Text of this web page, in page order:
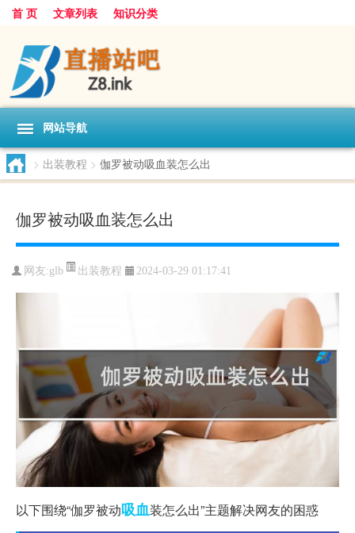
首 页 文章列表 知识分类
网站导航
> 出装教程 > 伽罗被动吸血装怎么出
伽罗被动吸血装怎么出
网友:glb 出装教程 2024-03-29 01:17:41
以下围绕“伽罗被动吸血装怎么出”主题解决网友的困惑